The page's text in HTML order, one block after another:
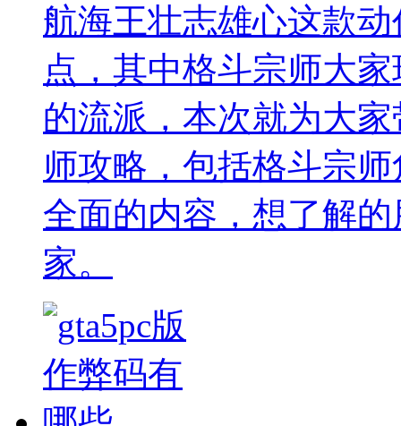
航海王壮志雄心这款
点，其中格斗宗师大
的流派，本次就为大
师攻略，包括格斗宗
全面的内容，想了解
家。